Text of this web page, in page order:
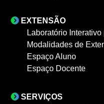
EXTENSÃO
Laboratório
Modalidades de
Espaço Aluno
Espaço Docente
SERVIÇOS